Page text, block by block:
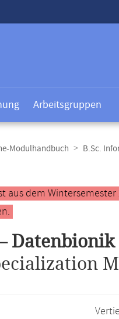
Arbeitsgruppen
Modulhandbuch B.Sc.
aus dem